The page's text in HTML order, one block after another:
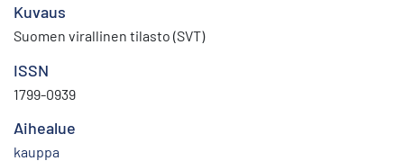
Kuvaus
Suomen virallinen tilasto (SVT)
ISSN
1799-0939
Aihealue
kauppa